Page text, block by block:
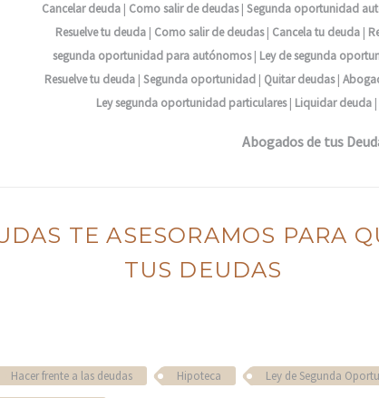
Cancelar deuda| Como salir de deudas| Segunda oportunidad
Resuelve tu deuda | Como salir de deudas| Cancela tu deuda |
segunda oportunidad para autónomos| Ley de segunda
Resuelve tu deuda | Segunda oportunidad | Quitar deudas|
Ley segunda oportunidad particulares| Liquidar deuda|
Abogados de tus
TE ASESORAMOS PARA
TUS DEUDAS
Hacer frente a las deudas Hipoteca Ley de Segunda